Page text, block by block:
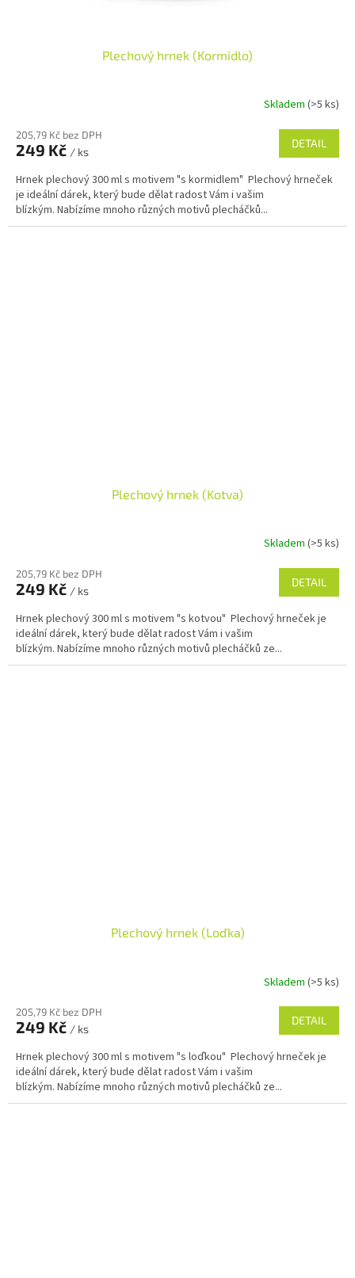
Plechový hrnek (Kormidlo)
Skladem (>5 ks)
205,79 Kč bez DPH
249 Kč / ks
DETAIL
Hrnek plechový 300 ml s motivem "s kormidlem" Plechový hrneček
je ideální dárek, který bude dělat radost Vám i vašim
blízkým. Nabízíme mnoho různých motivů plecháčků...
Plechový hrnek (Kotva)
Skladem (>5 ks)
205,79 Kč bez DPH
249 Kč / ks
DETAIL
Hrnek plechový 300 ml s motivem "s kotvou" Plechový hrneček je
ideální dárek, který bude dělat radost Vám i vašim
blízkým. Nabízíme mnoho různých motivů plecháčků ze...
Plechový hrnek (Loďka)
Skladem (>5 ks)
205,79 Kč bez DPH
249 Kč / ks
DETAIL
Hrnek plechový 300 ml s motivem "s loďkou" Plechový hrneček je
ideální dárek, který bude dělat radost Vám i vašim
blízkým. Nabízíme mnoho různých motivů plecháčků ze...